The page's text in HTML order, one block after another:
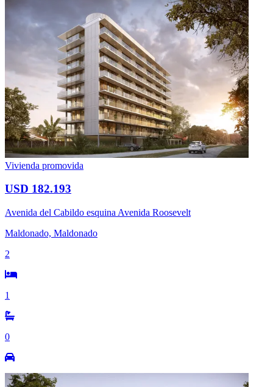
Vivienda promovida
USD 182.193
Avenida del Cabildo esquina Avenida Roosevelt
Maldonado, Maldonado
2
1
0